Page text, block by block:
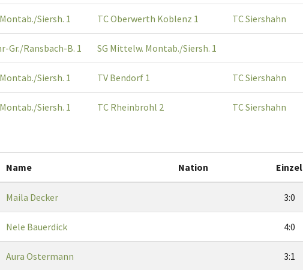
Siersh. 1 TC Oberwerth Koblenz 1 TC Siershahn
Gr./Ransbach-B. 1 SG Mittelw. Montab./Siersh. 1
Siersh. 1 TV Bendorf 1 TC Siershahn
Siersh. 1 TC Rheinbrohl 2 TC Siershahn
Name Nation Einzel
Maila Decker 3:0
Nele Bauerdick 4:0
Aura Ostermann 3:1